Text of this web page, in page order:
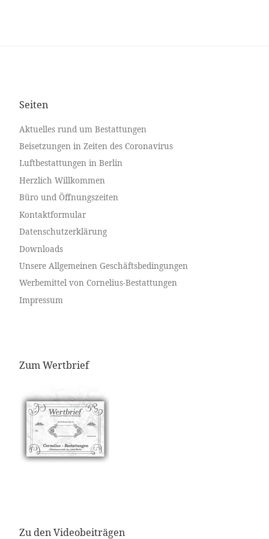
Seiten
Aktuelles rund um Bestattungen
Beisetzungen in Zeiten des Coronavirus
Luftbestattungen in Berlin
Herzlich Willkommen
Büro und Öffnungszeiten
Kontaktformular
Datenschutzerklärung
Downloads
Unsere Allgemeinen Geschäftsbedingungen
Werbemittel von Cornelius-Bestattungen
Impressum
Zum Wertbrief
Zu den Videobeiträgen